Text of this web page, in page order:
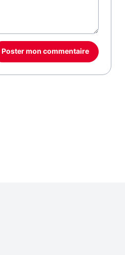
Poster mon commentaire